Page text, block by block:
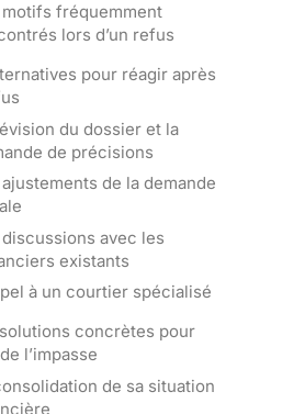
motifs fréquemment
lors d’un refus
pour réagir après
du dossier et la
de précisions
ajustements de la demande
discussions avec les
existants
à un courtier spécialisé
concrètes pour
l’impasse
de sa situation